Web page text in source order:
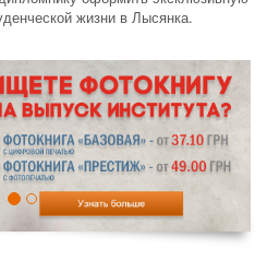
жизни в Лысянка.